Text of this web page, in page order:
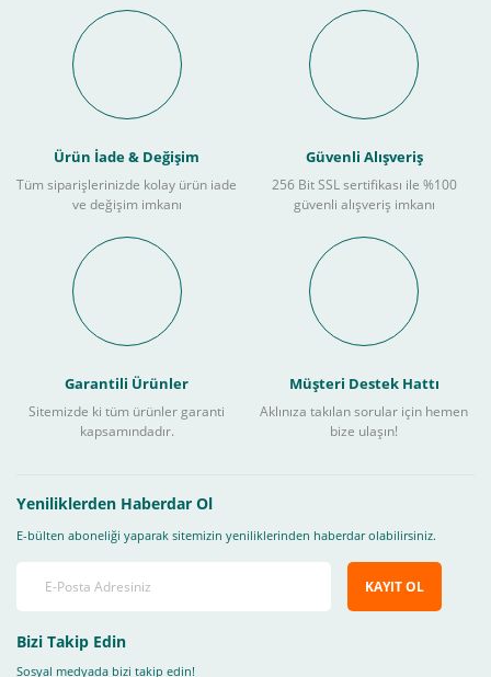
Ürün İade & Değişim
Tüm siparişlerinizde kolay ürün iade
ve değişim imkanı
Güvenli Alışveriş
256 Bit SSL sertifikası ile %100
güvenli alışveriş imkanı
Garantili Ürünler
Sitemizde ki tüm ürünler garanti
kapsamındadır.
Müşteri Destek Hattı
Aklınıza takılan sorular için hemen
bize ulaşın!
Yeniliklerden Haberdar Ol
E-bülten aboneliği yaparak sitemizin yeniliklerinden haberdar olabilirsiniz.
KAYIT OL
Bizi Takip Edin
Sosyal medyada bizi takip edin!